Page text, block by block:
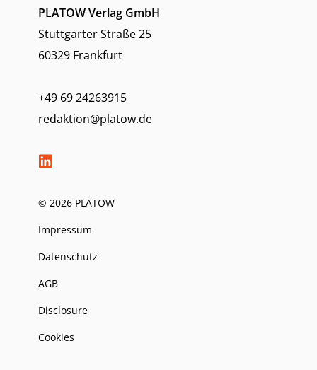
PLATOW Verlag GmbH
Stuttgarter Straße 25
60329 Frankfurt
+49 69 24263915
redaktion@platow.de
© 2026 PLATOW
Impressum
Datenschutz
AGB
Disclosure
Cookies